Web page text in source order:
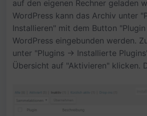
auf den eigenen Rechner geladen
WordPress kann das Archiv unter
Installieren" mit dem Button
WordPress eingebunden werden.
unter "Plugins -> Installierte
Übersicht auf "Aktivieren" klicken.